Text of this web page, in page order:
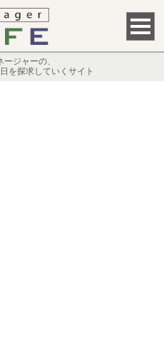
ジャーの、
を探求していくサイト